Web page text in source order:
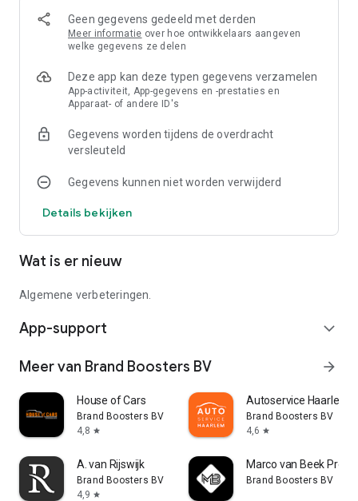
Geen gegevens gedeeld met derden
Meer informatie over hoe ontwikkelaars aangeven
welke gegevens ze delen
Deze app kan deze typen gegevens verzamelen
App-activiteit, App-gegevens en -prestaties en
Apparaat- of andere ID's
Gegevens worden tijdens de overdracht
versleuteld
Gegevens kunnen niet worden verwijderd
Details bekijken
Wat is er nieuw
Algemene verbeteringen.
App-support expand_more
Meer van Brand Boosters BV arrow_forward
House of Cars
Brand Boosters BV
4,8 star
Autoservice Haarlem
Brand Boosters BV
4,6 star
A. van Rijswijk
Brand Boosters BV
4,9 star
Marco van Beek
Brand Boosters BV